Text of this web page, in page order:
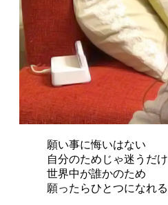
願い事に悔いはない
自分のためじゃ迷うだけ
世界中が誰かのため
願ったらひとつになれる